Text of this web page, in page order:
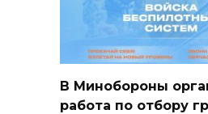
В Минобороны
работа по отбору